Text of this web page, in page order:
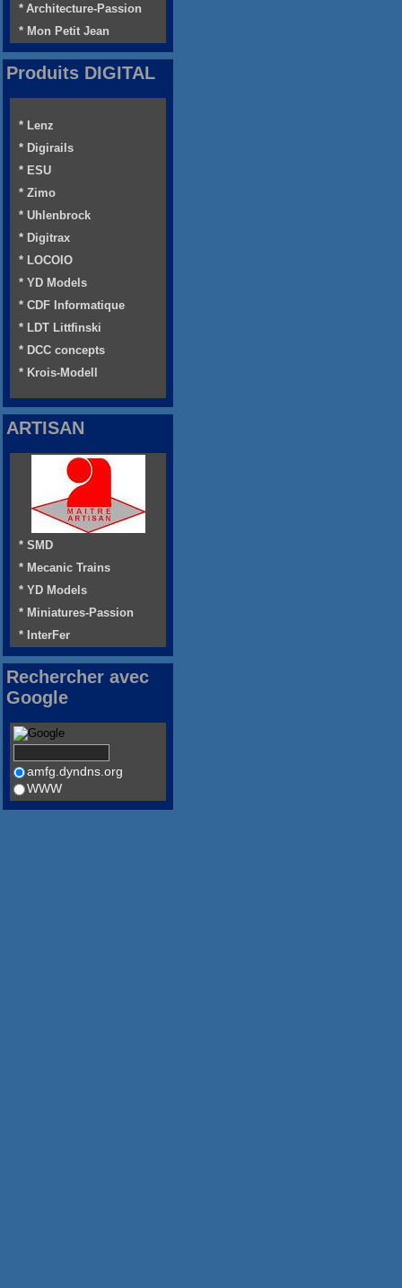
* Architecture-Passion
* Mon Petit Jean
Produits DIGITAL
* Lenz
* Digirails
* ESU
* Zimo
* Uhlenbrock
* Digitrax
* LOCOIO
* YD Models
* CDF Informatique
* LDT Littfinski
* DCC concepts
* Krois-Modell
ARTISAN
* SMD
* Mecanic Trains
* YD Models
* Miniatures-Passion
* InterFer
Rechercher avec
Google
amfg.dyndns.org
WWW